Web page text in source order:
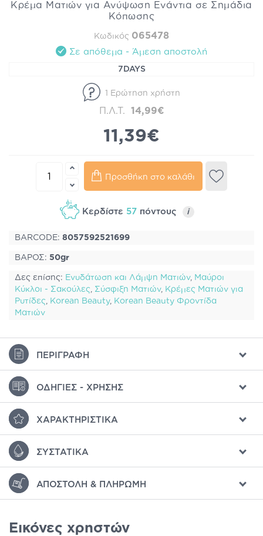
Κρέμα Ματιών για Ανύψωση Ενάντια σε Σημάδια
Κόπωσης
Κωδικός 065478
Σε απόθεμα - Άμεση αποστολή
7DAYS
1 Ερώτηση χρήστη
Π.Λ.Τ. 14,99€
11,39€
Προσθήκη στο καλάθι
Κερδίστε 57 πόντους i
BARCODE: 8057592521699
ΒΑΡΟΣ: 50gr
Δες επίσης: Ενυδάτωση και Λάμψη Ματιών, Μαύροι
Κύκλοι - Σακούλες, Σύσφιξη Ματιών, Κρέμες Ματιών για
Ρυτίδες, Korean Beauty, Korean Beauty Φροντίδα
Ματιών
ΠΕΡΙΓΡΑΦΉ
ΟΔΗΓΊΕΣ - ΧΡΉΣΗΣ
ΧΑΡΑΚΤΗΡΙΣΤΙΚΆ
ΣΥΣΤΑΤΙΚΆ
ΑΠΟΣΤΟΛΉ & ΠΛΗΡΩΜΉ
Εικόνες χρηστών